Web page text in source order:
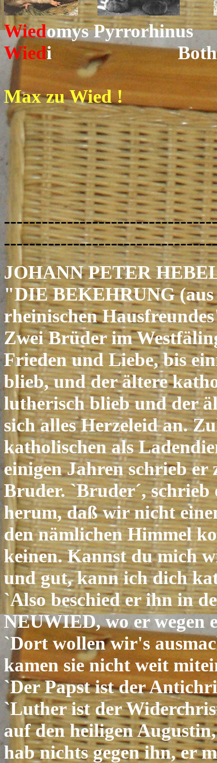
Wiedomys
Wiedi
Max zu Wied !
JOHANN PETER
"DIE BEKEHRUNG (aus
rheinischen
Zwei Brüder im
Frieden und Liebe, bis
blieb, und der ältere
lutherisch blieb und der
sich alles Herzeleid an.
katholischen als
einigen Jahren schrieb er
Bruder. `Bruder´,
herum, daß wir nicht
den nämlichen Himmel
keinen. Kannst du mich
und gut, kann ich dich
`Also beschied er ihn in
NEUWIED, wo er wegen
`Dort wollen wir's
kamen sie nicht weit
`Der Papst ist der
`Luther ist der
auf den heiligen
hab nichts gegen ihn, er